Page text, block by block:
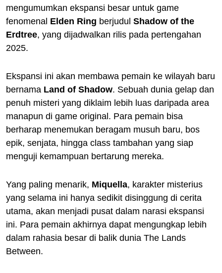
mengumumkan ekspansi besar untuk game
fenomenal Elden Ring berjudul Shadow of the
Erdtree, yang dijadwalkan rilis pada pertengahan
2025.
Ekspansi ini akan membawa pemain ke wilayah baru
bernama Land of Shadow. Sebuah dunia gelap dan
penuh misteri yang diklaim lebih luas daripada area
manapun di game original. Para pemain bisa
berharap menemukan beragam musuh baru, bos
epik, senjata, hingga class tambahan yang siap
menguji kemampuan bertarung mereka.
Yang paling menarik, Miquella, karakter misterius
yang selama ini hanya sedikit disinggung di cerita
utama, akan menjadi pusat dalam narasi ekspansi
ini. Para pemain akhirnya dapat mengungkap lebih
dalam rahasia besar di balik dunia The Lands
Between.